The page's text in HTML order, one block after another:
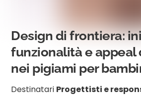
Design di frontiera:
funzionalità e appeal
nei pigiami per
Destinatari Progettisti e